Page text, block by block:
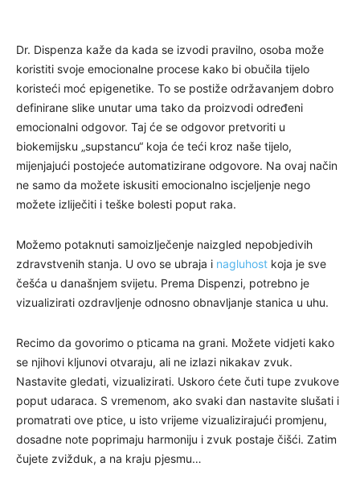
Dr. Dispenza kaže da kada se izvodi pravilno, osoba može
koristiti svoje emocionalne procese kako bi obučila tijelo
koristeći moć epigenetike. To se postiže održavanjem dobro
definirane slike unutar uma tako da proizvodi određeni
emocionalni odgovor. Taj će se odgovor pretvoriti u
biokemijsku „supstancu“ koja će teći kroz naše tijelo,
mijenjajući postojeće automatizirane odgovore. Na ovaj način
ne samo da možete iskusiti emocionalno iscjeljenje nego
možete izliječiti i teške bolesti poput raka.
Možemo potaknuti samoizlječenje naizgled nepobjedivih
zdravstvenih stanja. U ovo se ubraja i nagluhost koja je sve
češća u današnjem svijetu. Prema Dispenzi, potrebno je
vizualizirati ozdravljenje odnosno obnavljanje stanica u uhu.
Recimo da govorimo o pticama na grani. Možete vidjeti kako
se njihovi kljunovi otvaraju, ali ne izlazi nikakav zvuk.
Nastavite gledati, vizualizirati. Uskoro ćete čuti tupe zvukove
poput udaraca. S vremenom, ako svaki dan nastavite slušati i
promatrati ove ptice, u isto vrijeme vizualizirajući promjenu,
dosadne note poprimaju harmoniju i zvuk postaje čišći. Zatim
čujete zvižduk, a na kraju pjesmu…